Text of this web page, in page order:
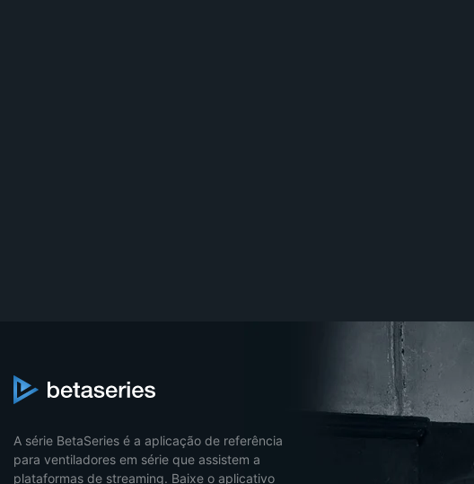
A série BetaSeries é a aplicação de referência
para ventiladores em série que assistem a
plataformas de streaming. Baixe o aplicativo